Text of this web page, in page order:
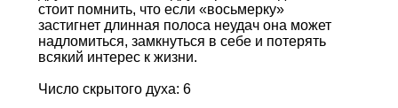
стоит помнить, что если «восьмерку»
застигнет длинная полоса неудач она может
надломиться, замкнуться в себе и потерять
всякий интерес к жизни.
Число скрытого духа: 6